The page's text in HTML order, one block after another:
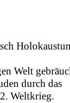
Welt
durch das
Weltkrieg.